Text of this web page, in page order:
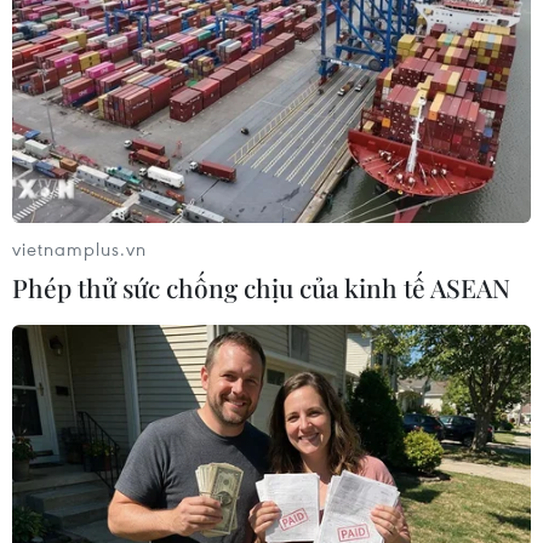
lược"
07/08/2026 07:09
Meta bồi thường gần 600 triệu USD
vì gây tổn hại sức khỏe tâm thần trẻ
em
07/08/2026 04:28
Mỹ áp thuế 15% đối với nguyên liệu
quan trọng để sản xuất chip
07/08/2026 00:56
Google Wallet cho phép phụ huynh
thiết lập số dư an toàn của con cái
vietnamplus.vn
Phép thử sức chống chịu của kinh tế ASEAN